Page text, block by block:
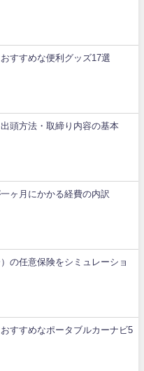
すすめな便利グッズ17選
頭方法・取締り内容の基本
ヶ月にかかる経費の内訳
の任意保険をシミュレーショ
すすめなポータブルカーナビ5